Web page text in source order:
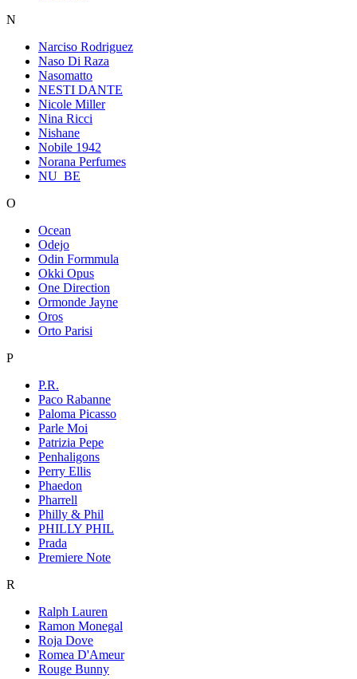
N
Narciso Rodriguez
Naso Di Raza
Nasomatto
NESTI DANTE
Nicole Miller
Nina Ricci
Nishane
Nobile 1942
Norana Perfumes
NU_BE
O
Ocean
Odejo
Odin Formmula
Okki Opus
One Direction
Ormonde Jayne
Oros
Orto Parisi
P
P.R.
Paco Rabanne
Paloma Picasso
Parle Moi
Patrizia Pepe
Penhaligons
Perry Ellis
Phaedon
Pharrell
Philly & Phil
PHILLY PHIL
Prada
Premiere Note
R
Ralph Lauren
Ramon Monegal
Roja Dove
Romea D'Ameur
Rouge Bunny